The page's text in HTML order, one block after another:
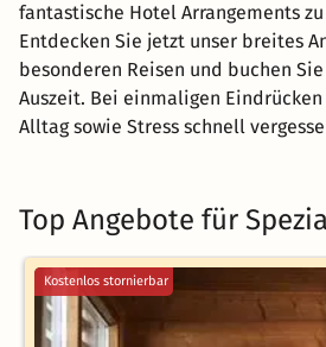
fantastische Hotel Arrangements
Entdecken Sie jetzt unser breites
besonderen Reisen und buchen
Auszeit. Bei einmaligen
Alltag sowie Stress schnell
Top Angebote für
Kostenlos stornierbar